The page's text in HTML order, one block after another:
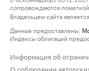
сопровождаются пометкой
Владельцем сайта
Данные предоставлены:
Индексы облигаций
Информация об
О соблюдении